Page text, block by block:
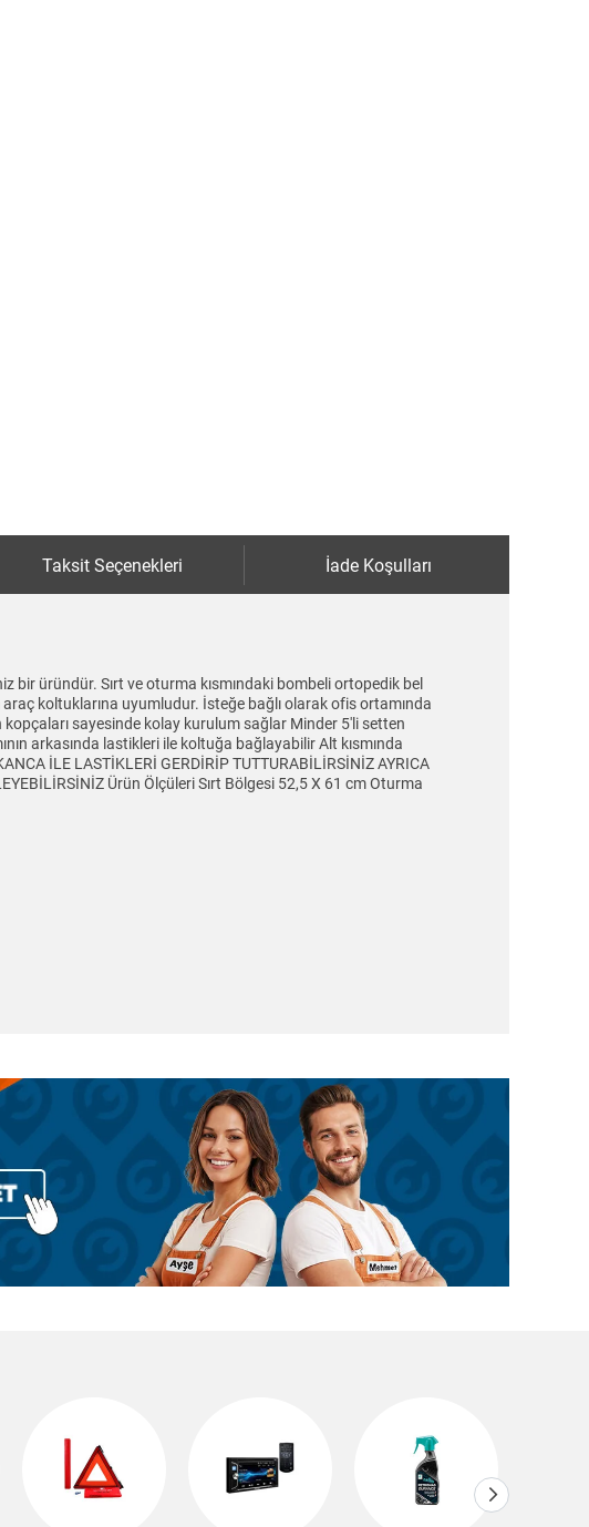
Taksit Seçenekleri İade Koşulları
üründür. Sırt ve oturma kısmındaki bombeli ortopedik bel
koltuklarına uyumludur. İsteğe bağlı olarak ofis ortamında
kopçaları sayesinde kolay kurulum sağlar Minder 5'li setten
arkasında lastikleri ile koltuğa bağlayabilir Alt kısmında
İLE LASTİKLERİ GERDİRİP TUTTURABİLİRSİNİZ AYRICA
Ürün Ölçüleri Sırt Bölgesi 52,5 X 61 cm Oturma